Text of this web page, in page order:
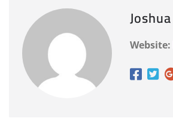
Joshua
Website: